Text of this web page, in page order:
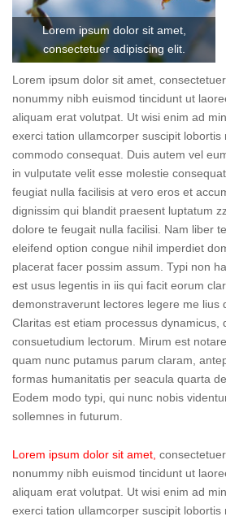
Lorem ipsum dolor sit amet,
consectetuer adipiscing elit.
Lorem ipsum dolor sit amet,
nonummy nibh euismod tincidunt ut
aliquam erat volutpat. Ut wisi enim ad
exerci tation ullamcorper suscipit lobortis
commodo consequat. Duis autem vel
in vulputate velit esse molestie
feugiat nulla facilisis at vero eros et
dignissim qui blandit praesent luptatum
dolore te feugait nulla facilisi. Nam liber
eleifend option congue nihil imperdiet
placerat facer possim assum. Typi non
est usus legentis in iis qui facit eorum
demonstraverunt lectores legere me lius
Claritas est etiam processus dynamicus,
consuetudium lectorum. Mirum est
quam nunc putamus parum claram,
formas humanitatis per seacula quarta
Eodem modo typi, qui nunc nobis
sollemnes in futurum.
Lorem ipsum dolor sit amet,
nonummy nibh euismod tincidunt ut
aliquam erat volutpat. Ut wisi enim ad
exerci tation ullamcorper suscipit lobortis